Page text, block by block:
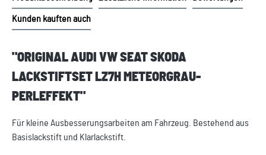
Kunden kauften auch
"ORIGINAL AUDI VW SEAT SKODA
LACKSTIFTSET LZ7H METEORGRAU-
PERLEFFEKT"
Für kleine Ausbesserungsarbeiten am Fahrzeug. Bestehend aus
Basislackstift und Klarlackstift.